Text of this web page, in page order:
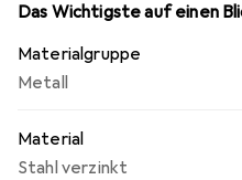
Das Wichtigste auf einen
Materialgruppe
Metall
Material
Stahl verzinkt